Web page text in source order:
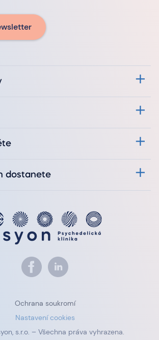
dostanete
Ochrana soukromí
Nastavení cookies
s.r.o. – Všechna práva vyhrazena.